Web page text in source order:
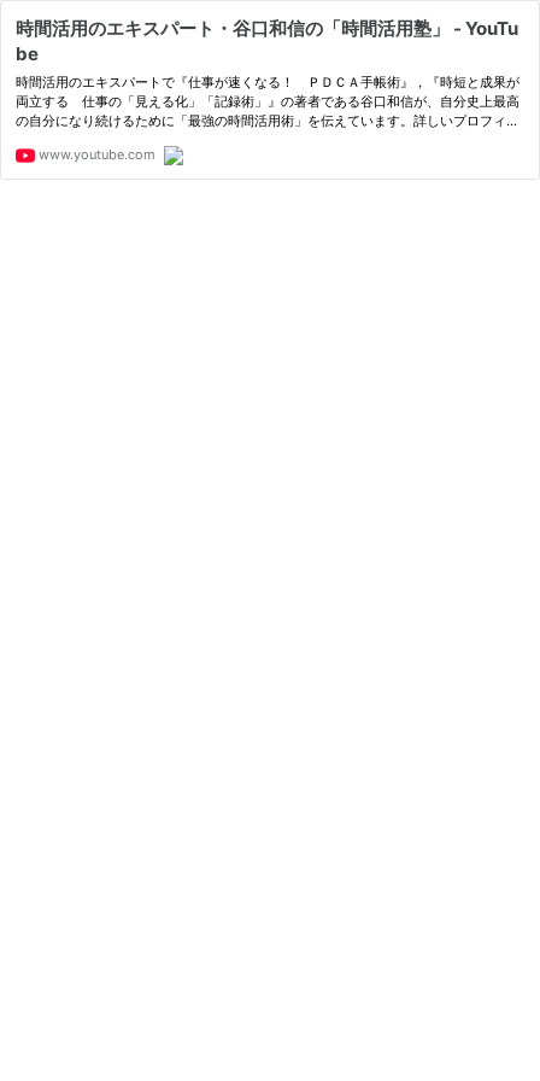
時間活用のエキスパート・谷口和信の「時間活用塾」 - YouTu
be
時間活用のエキスパートで『仕事が速くなる！ ＰＤＣＡ手帳術』，『時短と成果が
両立する 仕事の「見える化」「記録術」』の著者である谷口和信が、自分史上最高
の自分になり続けるために「最強の時間活用術」を伝えています。詳しいプロフィー
www.youtube.com